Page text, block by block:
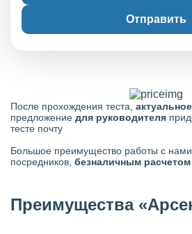
Отправить
После прохождения теста, актуальное
предложение для руководителя
тесте почту
Большое преимущество работы с
посредников, безналичным
Преимущества